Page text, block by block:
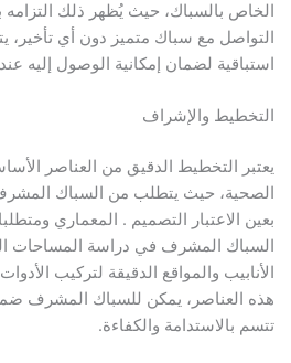
الخاص بالسباك، حيث يُظهر ذلك التزامه
التواصل مع سباك متميز دون أي
استباقية لضمان إمكانية الوصول إليه
التخطيط والإشراف
يعتبر التخطيط الدقيق من العناصر
الصحية، حيث يتطلب من السباك
بعين الاعتبار التصميم . المعماري
السباك المشرف في دراسة المساحات
الأنابيب والمواقع الدقيقة لتركيب
هذه العناصر، يمكن للسباك المشرف
تتسم بالاستدامة والكفاءة.